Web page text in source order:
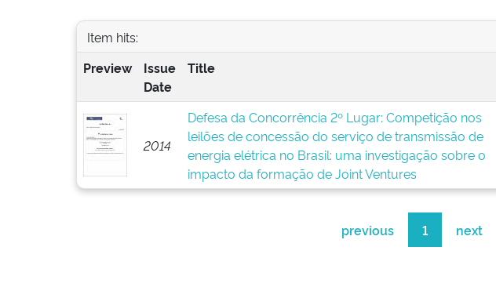
Item hits:
Preview
Issue
Date
Title
2014
Defesa da Concorrência 2º Lugar: Competição nos
leilões de concessão do serviço de transmissão de
energia elétrica no Brasil: uma investigação sobre o
impacto da formação de Joint Ventures
previous 1 next